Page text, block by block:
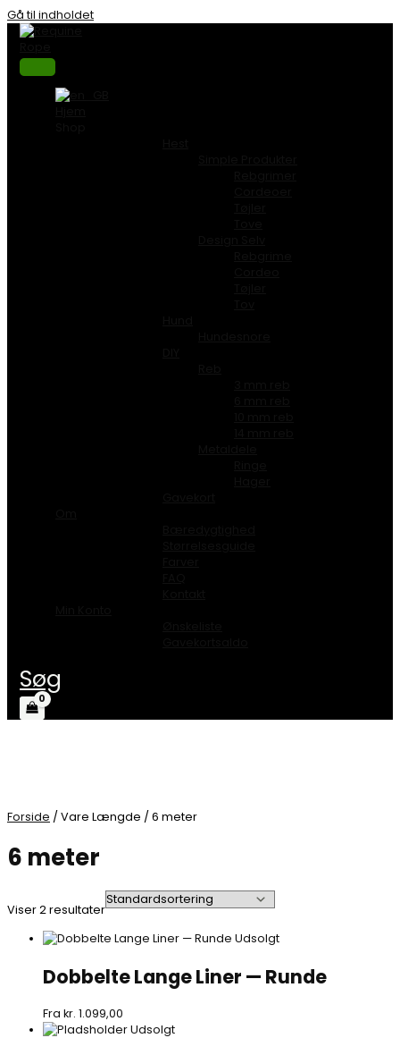
Gå til indholdet
Søg
Forside / Vare Længde / 6 meter
6 meter
Viser 2 resultater
Udsolgt
Dobbelte Lange Liner — Runde
Fra kr. 1.099,00
Udsolgt